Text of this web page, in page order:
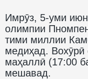
Имрӯз, 5-уми
олимпии
тими миллии
медиҳад. Вохӯрӣ
маҳаллӣ (17:00
мешавад.